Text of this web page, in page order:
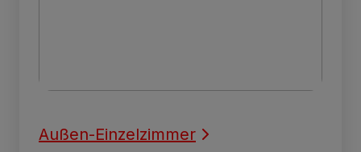
Außen-Einzelzimmer